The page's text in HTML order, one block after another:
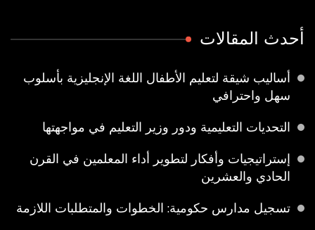
أحدث المقالات
أساليب شيقة لتعليم الأطفال اللغة الإنجليزية بأسلوب
سهل واحترافي
التحديات التعليمية ودور وزير التعليم في مواجهتها
إستراتيجيات وأفكار لتطوير أداء المعلمين في القرن
الحادي والعشرين
تسجيل مدارس حكومية: الخطوات والمتطلبات اللازمة